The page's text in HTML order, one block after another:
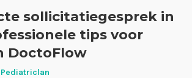
sollicitatiegesprek in
tips voor
DoctoFlow
Pediatriclan